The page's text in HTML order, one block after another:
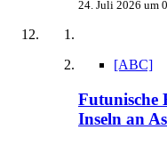
24. Juli 2026 um
[ABC]
Futunische
Inseln an